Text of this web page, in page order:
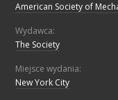
American Society of
Wydawca:
The Society
Miejsce wydania:
New York City